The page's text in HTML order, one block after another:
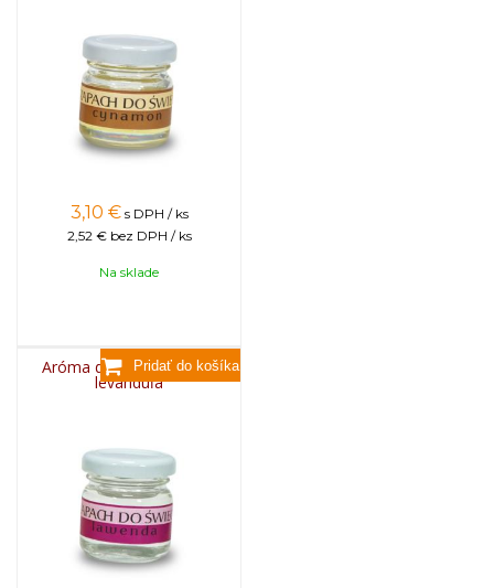
3,10 € s DPH / ks
2,52 € bez DPH / ks
Na sklade
Aróma do sviečok, 25g -
levanduľa